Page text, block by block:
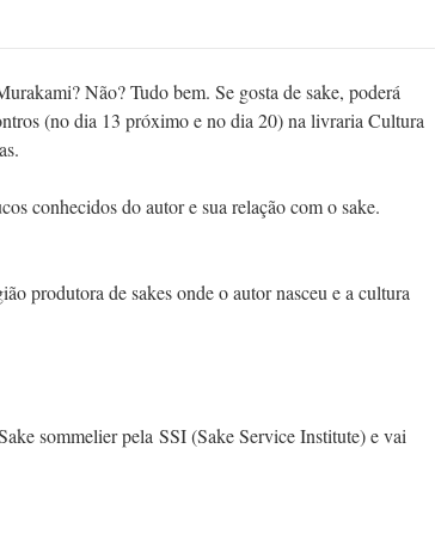
Não? Tudo bem. Se gosta de sake, poderá
(no dia 13 próximo e no dia 20) na livraria Cultura
conhecidos do autor e sua relação com o sake.
produtora de sakes onde o autor nasceu e a cultura
sommelier pela SSI (Sake Service Institute) e vai